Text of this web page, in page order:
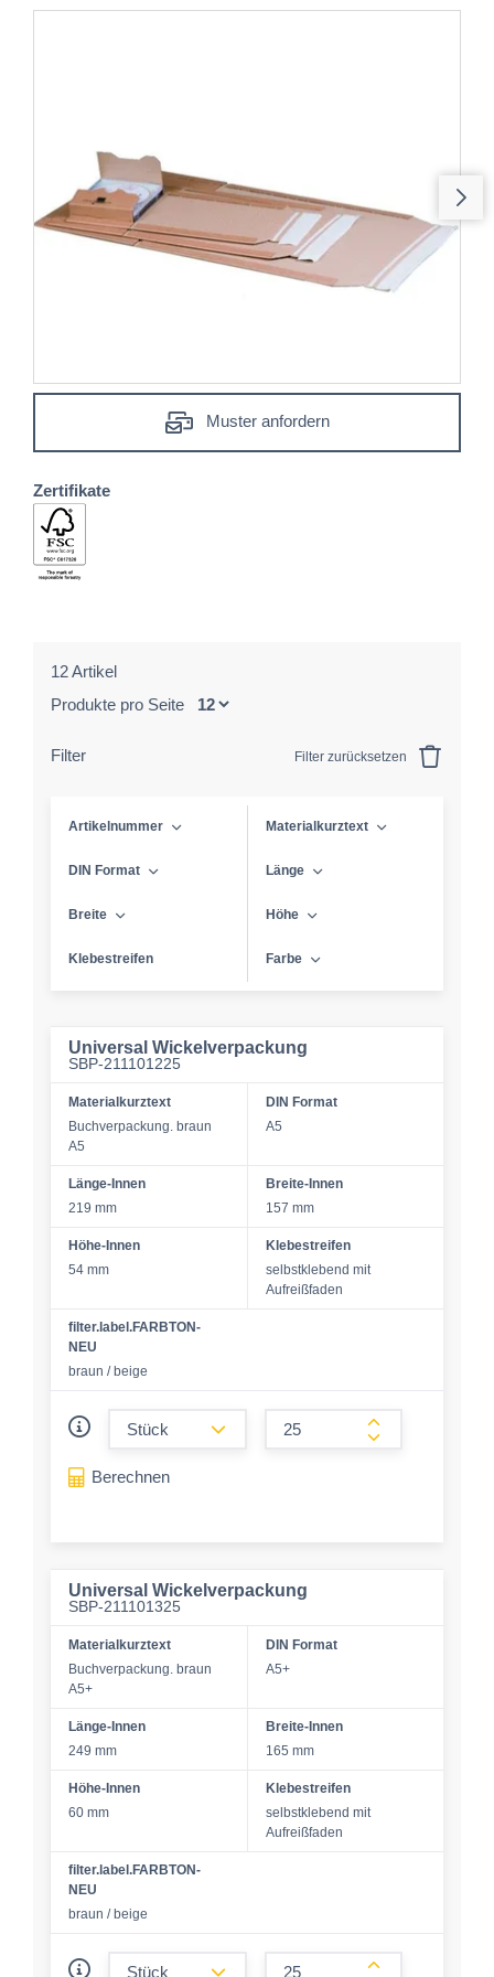
Muster anfordern
Zertifikate
12 Artikel
Produkte pro Seite
Filter Filter zurücksetzen
Artikelnummer Materialkurztext
DIN Format Länge
Breite Höhe
Klebestreifen Farbe
Universal Wickelverpackung
SBP-211101225
Materialkurztext
Buchverpackung. braun
A5
DIN Format
A5
Länge-Innen
219 mm
Breite-Innen
157 mm
Höhe-Innen
54 mm
Klebestreifen
selbstklebend mit
Aufreißfaden
filter.label.FARBTON-
NEU
braun / beige
form.increase-
Berechnen
Universal Wickelverpackung
SBP-211101325
Materialkurztext
Buchverpackung. braun
A5+
DIN Format
A5+
Länge-Innen
249 mm
Breite-Innen
165 mm
Höhe-Innen
60 mm
Klebestreifen
selbstklebend mit
Aufreißfaden
filter.label.FARBTON-
NEU
braun / beige